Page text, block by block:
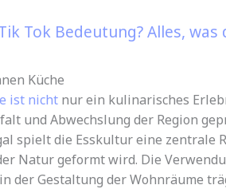
Tok Bedeutung? Alles,
Küche
ist nicht nur ein kulinarisches
und Abwechslung der Region
spielt die Esskultur eine zentrale
Natur geformt wird. Die
der Gestaltung der Wohnräume